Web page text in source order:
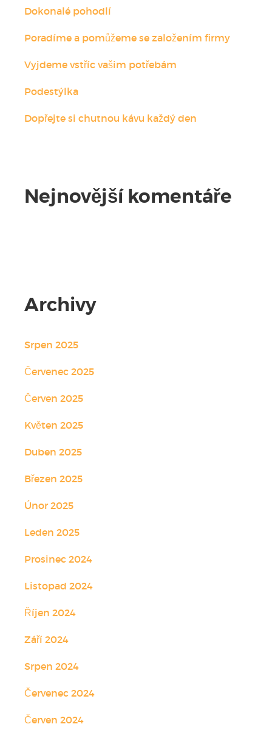
Dokonalé pohodlí
Poradíme a pomůžeme se založením firmy
Vyjdeme vstříc vašim potřebám
Podestýlka
Dopřejte si chutnou kávu každý den
Nejnovější komentáře
Archivy
Srpen 2025
Červenec 2025
Červen 2025
Květen 2025
Duben 2025
Březen 2025
Únor 2025
Leden 2025
Prosinec 2024
Listopad 2024
Říjen 2024
Září 2024
Srpen 2024
Červenec 2024
Červen 2024